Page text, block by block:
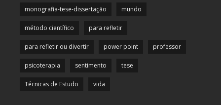
monografia-tese-dissertação mundo
método científico para refletir
para refletir ou divertir power point professor
psicoterapia sentimento tese
Técnicas de Estudo vida